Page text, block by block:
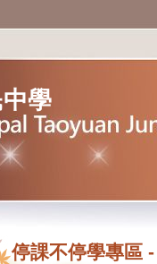
學
停課不停學專區